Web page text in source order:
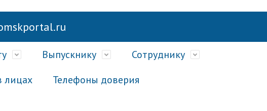
Выпускнику Сотруднику
лицах
Телефоны доверия